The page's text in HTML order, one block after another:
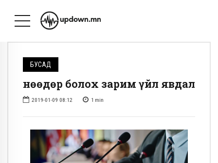
БУСАД
Өнөөдөр болох зарим үйл явдал
2019-01-09 08:12 1 min